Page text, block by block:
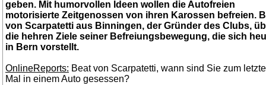
geben. Mit humorvollen Ideen wollen die Autofreien
motorisierte Zeitgenossen von ihren Karossen befreien.
von Scarpatetti aus Binningen, der Gründer des Clubs,
die hehren Ziele seiner Befreiungsbewegung, die sich
in Bern vorstellt.
OnlineReports: Beat von Scarpatetti, wann sind Sie zum
Mal in einem Auto gesessen?